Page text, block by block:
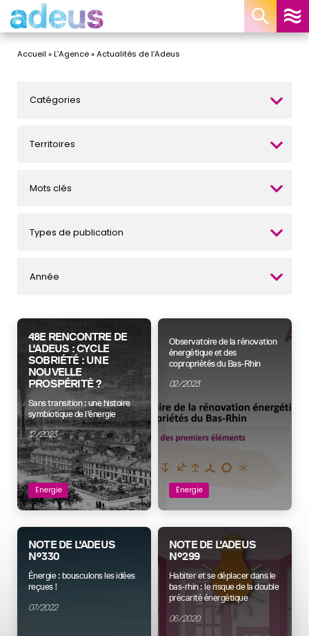
Accueil »L’Agence»Actualités de l’Adeus
Catégories
Territoires
Mots clés
Types de publication
Année
48E RENCONTRE DE
L'ADEUS : CYCLE
SOBRIÉTÉ : UNE
NOUVELLE
PROSPÉRITÉ ?
Sans transition : une histoire
symbiotique de l’énergie
12/2023
Energie
Observatoire de la rénovation
énergétique et des
copropriétés du Bas-Rhin
02/2023
Energie
NOTE DE L'ADEUS
N°330
Énergie : bousculons les idées
reçues !
07/2022
NOTE DE L'ADEUS
N°299
Habiter et se déplacer dans le
bas-rhin : le risque de la double
précarité énergétique
06/2020
Panneau de gestion des cookies